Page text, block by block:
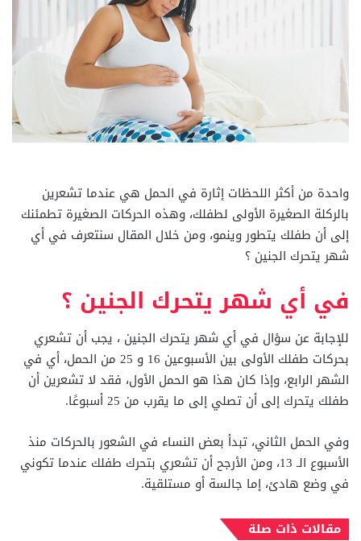
واحدة من أكثر اللحظات إثارة في الحمل هي عندما تشعرين
بالركلة الصغيرة الأولى لطفلك، وهذه الحركات الصغيرة تطمئنك
إلى أن طفلك يتطور وينمو، ومن خلال المقال سنتعرف في أي
شهر يتحرك الجنين ؟
في أي شهر يتحرك الجنين ؟
للإجابة عن سؤال في أي شهر يتحرك الجنين ، يجب أن تشعري
بحركات طفلك الأولى بين الأسبوعين 16 و 25 من الحمل، أي في
الشهر الرابع، وإذا كان هذا هو الحمل الأول، فقد لا تشعرين أن
طفلك يتحرك إلى أن تصلي إلى ما يقرب من 25 أسبوعًا.
وفي الحمل الثاني، تبدأ بعض النساء في الشعور بالحركات منذ
الأسبوع الـ 13، ومن الأرجح أن تشعري بتحرك طفلك عندما تكوني
في وضع هادئ، إما جالسة أو مستلقية.
مقالات ذات صلة